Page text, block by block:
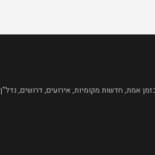
אמת, חדשות מקומיות, אירועים, דרושים, נדל"ן